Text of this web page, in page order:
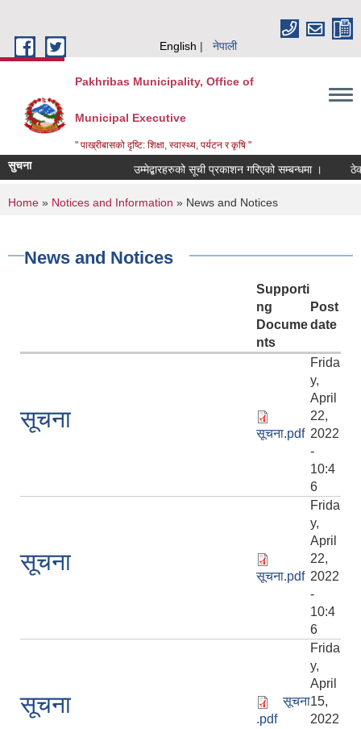
English नेपाली
Pakhribas Municipality, Office of
Municipal Executive
" पाख्रीबासको दृष्टि: शिक्षा, स्वास्थ्य, पर्यटन र कृषि "
सुचना उम्मेद्बारहरुको सूची प्रकाशन गरिएको सम्बन्धमा ।
You are here
Home » Notices and Information » News and Notices
News and Notices
Supporti
ng
Docume
nts
Post
date
सूचना
सूचना.pdf
Frida
y,
April
22,
2022
-
10:4
6
सूचना
सूचना.pdf
Frida
y,
April
22,
2022
-
10:4
6
सूचना
सूचना
.pdf
Frida
y,
April
15,
2022